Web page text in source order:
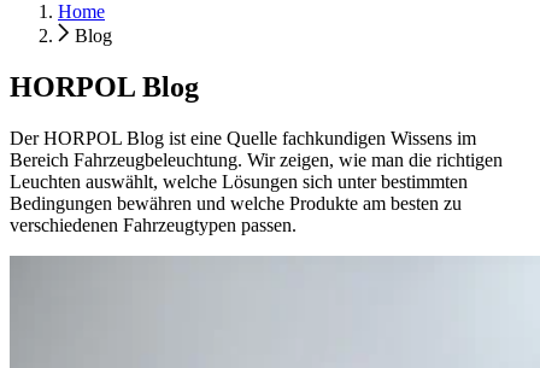
Home
Blog
HORPOL Blog
Der HORPOL Blog ist eine Quelle fachkundigen Wissens im
Bereich Fahrzeugbeleuchtung. Wir zeigen, wie man die richtigen
Leuchten auswählt, welche Lösungen sich unter bestimmten
Bedingungen bewähren und welche Produkte am besten zu
verschiedenen Fahrzeugtypen passen.